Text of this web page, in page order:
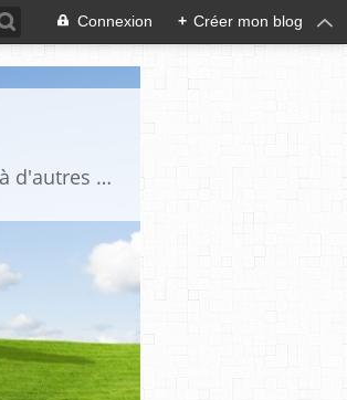
Connexion + Créer mon blog
Je suis un globe trotteur infatigable, une amoureuse des gens et du voyage. J'aime me confronter à d'autres cultures, je suis curieuse de tout. Je traque la beauté partout où elle se trouve: dans le regard d'un enfant, dans un beau paysage, sur le sommet d'une montagne,dans l'harmonie d'un décor intérieur, la splendeur d'un édifice, d'un lac, d'une mer d'huile, dans le silence d'un désert lorsque la lumière transforme le réel, afin qu'apparaisse cette impalpable émotion.